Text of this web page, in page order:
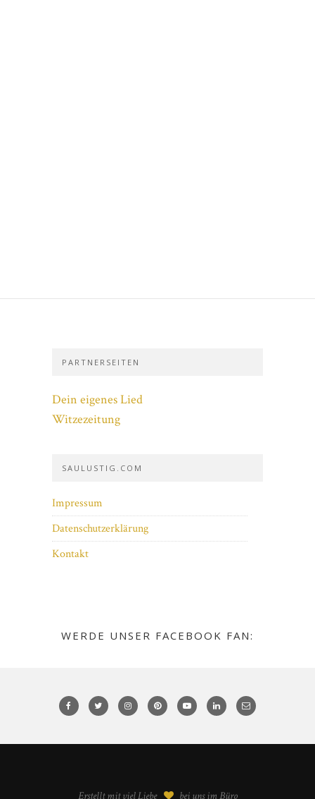
PARTNERSEITEN
Dein eigenes Lied
Witzezeitung
SAULUSTIG.COM
Impressum
Datenschutzerklärung
Kontakt
WERDE UNSER FACEBOOK FAN:
Erstellt mit viel Liebe bei uns im Büro